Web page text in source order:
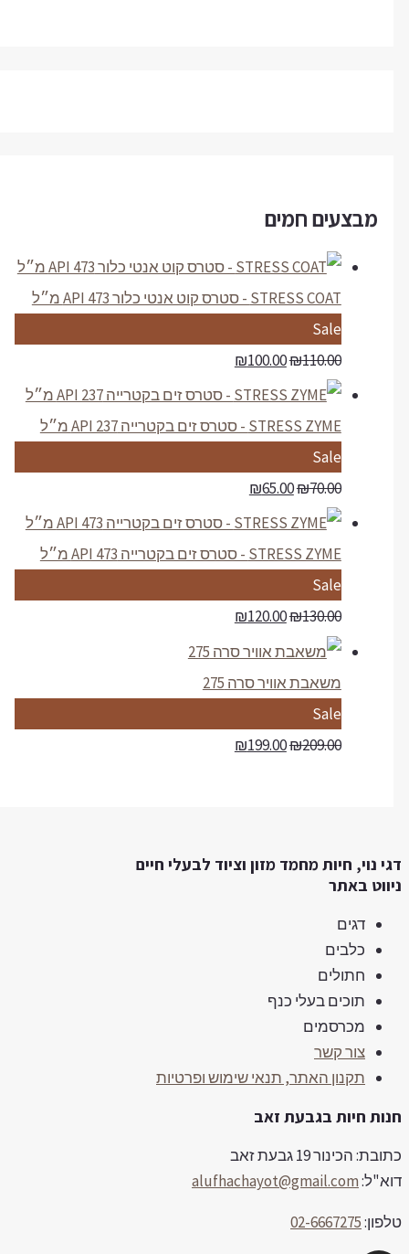
מבצעים חמים
STRESS COAT - סטרס קוט אנטי כלור API 473 מ״ל
Sale
P
r
o
d
u
c
t
o
s
a
e
₪110.00
₪100.00
STRESS ZYME - סטרס זים בקטרייה API 237 מ״ל
Sale
P
r
o
d
u
c
t
n
s
₪70.00
₪65.00
STRESS ZYME - סטרס זים בקטרייה API 473 מ״ל
Sale
P
r
o
d
u
c
s
e
₪130.00
₪120.00
משאבת אוויר סרה 275
Sale
P
r
c
n
s
a
l
e
₪209.00
₪199.00
נוי, חיות מחמד מזון וציוד לבעלי חיים
באתר
דגים
כלבים
חתולים
תוכים בעלי כנף
מכרסמים
צור קשר
תקנון האתר, תנאי שימוש ופרטיות
חיות בגבעת זאב
הכינור 19 גבעת זאב
alufhachayot@gmail.com
02-6667275